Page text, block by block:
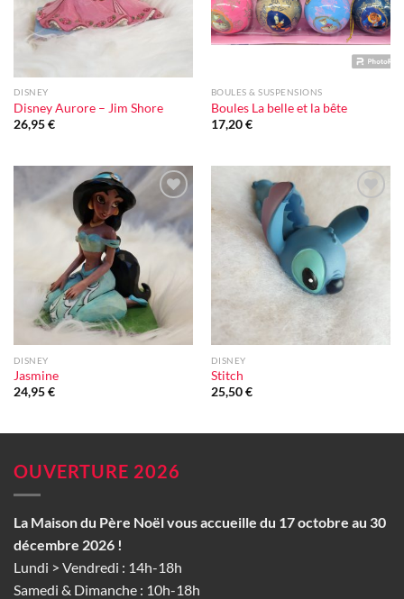
DISNEY
Disney Aurore – Jim Shore
26,95€
BOULES & SUSPENSIONS
Boules La belle et la bête
17,20€
à la liste
d'envie
DISNEY
Jasmine
24,95€
Ajouter
à la liste
d'envie
DISNEY
Stitch
25,50€
OUVERTURE 2026
La Maison du Père Noël vous accueille du 17 octobre au 30
décembre 2026 !
Lundi > Vendredi : 14h-18h
Samedi & Dimanche : 10h-18h